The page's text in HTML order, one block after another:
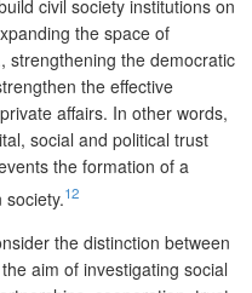
civil society institutions on
the space of
strengthening the democratic
the effective
affairs. In other words,
social and political trust
the formation of a
12
the distinction between
aim of investigating social